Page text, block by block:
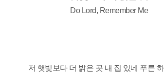
Do Lord, Remember Me
저 햇빛보다 더 밝은 곳 내 집 있네 푸른